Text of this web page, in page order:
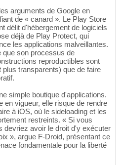
arguments de Google en
de « canard ». Le Play Store
délit d'hébergement de logiciels
déjà de Play Protect, qui
les applications malveillantes.
que son processus de
reproductibles sont
transparents) que de faire
simple boutique d'applications.
en vigueur, elle risque de rendre
à iOS, où le sideloading et les
restreints. « Si vous
devriez avoir le droit d'y exécuter
», argue F-Droid, présentant ce
fondamentale pour la liberté